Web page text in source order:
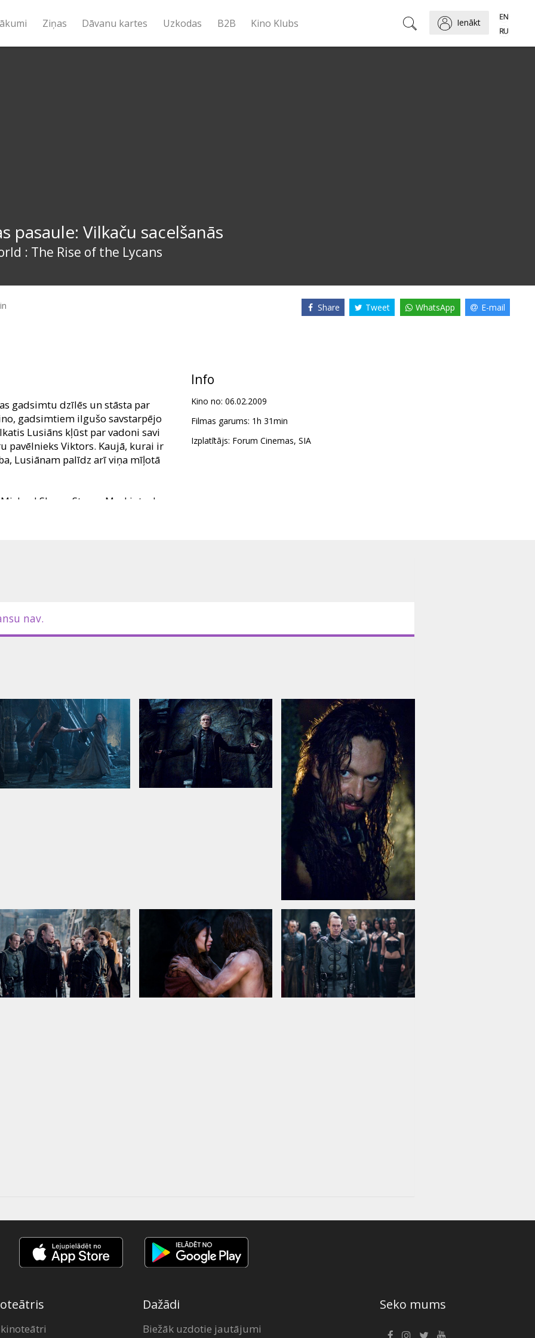
Ziņas Dāvanu kartes Uzkodas B2B Kino Klubs Ienākt
pasaule: Vilkaču sacelšanās
: The Rise of the Lycans
Share Tweet WhatsApp E-mail
gadsimtu dzīlēs un stāsta par
gadsimtiem ilgušo savstarpējo
Lusiāns kļūst par vadoni savi
pavēlnieks Viktors. Kaujā, kurai ir
Lusiānam palīdz arī viņa mīļotā
Sheen, Steven Mackintosh
latviešu un krievu valodā.
Info
Kino no: 06.02.2009
Filmas garums: 1h 31min
Izplatītājs: Forum Cinemas, SIA
nav.
Dažādi
Biežāk uzdotie jautājumi
Seko mums